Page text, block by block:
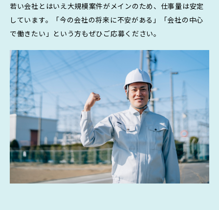
若い会社とはいえ大規模案件がメインのため、仕事量は安定
しています。
「今の会社の将来に不安がある」「会社の中心
で働きたい」という方もぜひご応募ください。